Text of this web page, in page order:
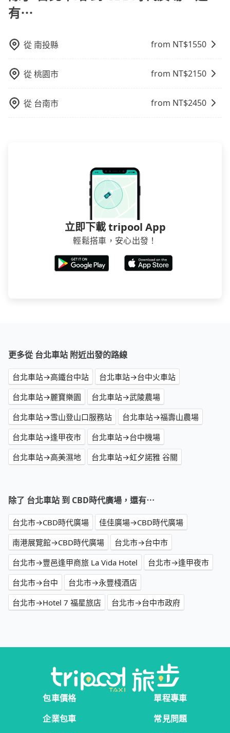
因來自於自行研發的AI車輛調度演算法，能有效降低空
車率，也就是提高俗稱「回頭車」的比例。這不僅體現
雙十等）能用更少的司機來服務更多的旅客，意味著使
低，如此便反應在服務品質的控管會更佳。但tripool網
站上的價格是動態的，一般來說越早預訂價格越優，且
要從台北車站去CBD時代廣場，請儘早下訂以把握最划
客，並可攜帶四個隨身行李與三個30吋行李箱 九人座廂
型車可乘坐八位乘客，並可攜帶八個隨身行李與六個30
能超載人數。 如果您攜帶的行李或物品較多，我們會根
據情況收取微搬家費用，費用在300至500元之間。
有⋯
從 南投縣 from NT$1550
從桃園市 from NT$2150
從 台南市 from NT$2450
立即下載 tripool App
輕鬆搭車，安心出發！
更多從 台北車站 附近出發的路線
台北車站→高鐵台中站
台北車站→台中火車站
台北車站→麗寶樂園
台北車站→武陵農場
台北車站→雪山登山口服務站
台北車站→福壽山農場
台北車站→逢甲夜市
台北車站→台中機場
台北車站→高美濕地
台北車站→虹夕諾雅 谷關
除了 台北車站 到 CBD時代廣場，還有⋯
台北市→CBD時代廣場
佳佳廣場→CBD時代廣場
南港展覽館→CBD時代廣場
台北市→台中市
台北市→豐邑逢甲商旅 La Vida Hotel
台北市→逢甲夜市
台北市→台中
台北市→永豐棧酒店
台北市→Hotel 7 福星旅店
台北市→台中市政府
包車價格
單程專車
企業包車
常見問題